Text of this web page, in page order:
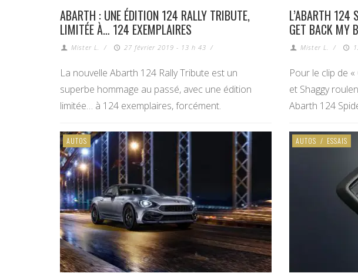
ABARTH : UNE ÉDITION 124 RALLY TRIBUTE,
LIMITÉE À… 124 EXEMPLAIRES
Mister L. / 27 février 2019 - 13 h 43 /
La nouvelle Abarth 124 Rally Tribute est un
superbe hommage au passé, avec une édition
limitée… à 124 exemplaires, forcément.
L’ABARTH 124
GET BACK MY
Mister L. /
Pour le clip de
et Shaggy
Abarth 124
AUTOS AUTOS / ESSAIS